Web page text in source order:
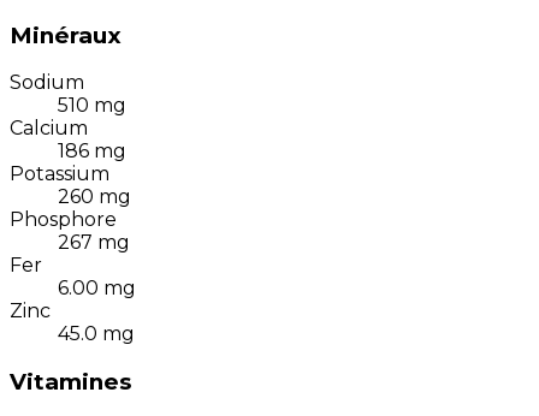
Minéraux
Sodium
510 mg
Calcium
186 mg
Potassium
260 mg
Phosphore
267 mg
Fer
6.00 mg
Zinc
45.0 mg
Vitamines